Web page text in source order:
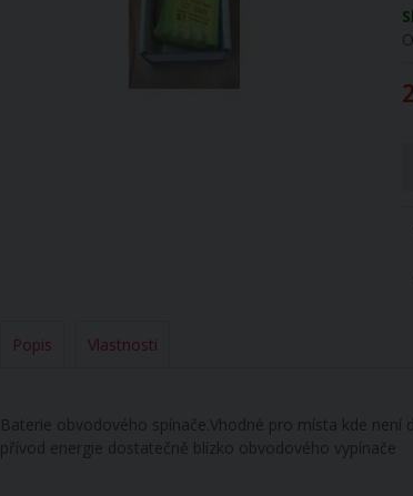
Popis Vlastnosti
Baterie obvodového spínače.Vhodné pro místa kde
přívod energie dostatečně blízko obvodového vypínače